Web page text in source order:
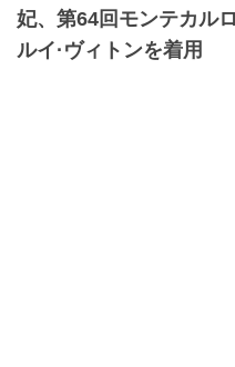
妃、第64回モンテカル
ルイ·ヴィトンを着用